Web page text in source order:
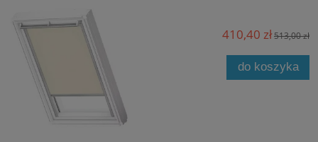
410,40 zł513,00 zł
do koszyka